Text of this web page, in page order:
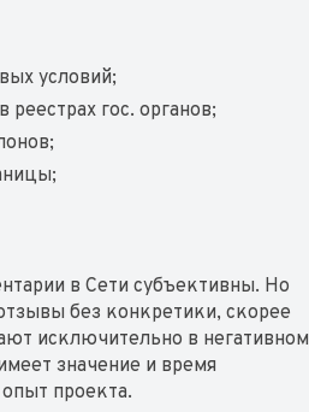
условий;
гос. органов;
в Сети субъективны. Но
без конкретики, скорее
исключительно в негативном
значение и время
проекта.